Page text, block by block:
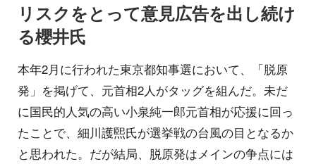
リスクをとって意見広告を出し続け
る櫻井氏
本年2月に行われた東京都知事選において、「脱原
発」を掲げて、元首相2人がタッグを組んだ。未だ
に国民的人気の高い小泉純一郎元首相が応援に回っ
たことで、細川護煕氏が選挙戦の台風の目となるか
と思われた。だが結局、脱原発はメインの争点には